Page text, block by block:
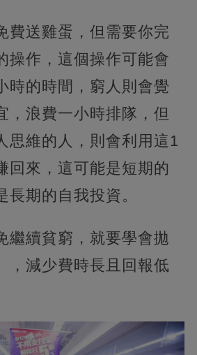
費送雞蛋，但需要你完
操作，這個操作可能會
時的時間，窮人則會覺
，浪費一小時排隊，但
思維的人，則會利用這1
回來，這可能是短期的
長期的自我投資。
繼續貧窮，就要學會拋
，減少費時長且回報低